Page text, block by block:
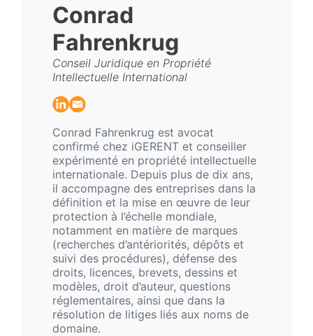
Conrad
Fahrenkrug
Conseil Juridique en Propriété
Intellectuelle International
Conrad Fahrenkrug est avocat
confirmé chez iGERENT et conseiller
expérimenté en propriété intellectuelle
internationale. Depuis plus de dix ans,
il accompagne des entreprises dans la
définition et la mise en œuvre de leur
protection à l’échelle mondiale,
notamment en matière de marques
(recherches d’antériorités, dépôts et
suivi des procédures), défense des
droits, licences, brevets, dessins et
modèles, droit d’auteur, questions
réglementaires, ainsi que dans la
résolution de litiges liés aux noms de
domaine.